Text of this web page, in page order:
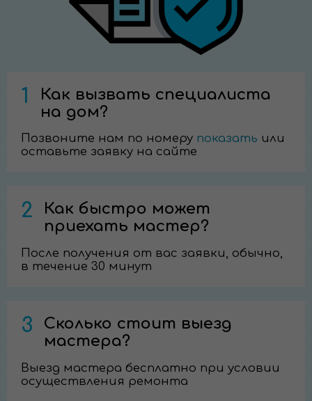
1
Как вызвать специалиста
на дом?
Позвоните нам по номеру показать или
оставьте заявку на сайте
2
Как быстро может
приехать мастер?
После получения от вас заявки, обычно,
в течение 30 минут
3
Сколько стоит выезд
мастера?
Выезд мастера бесплатно при условии
осуществления ремонта